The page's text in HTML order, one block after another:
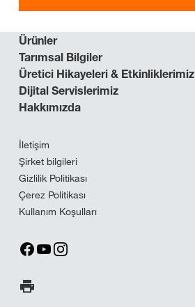
Ürünler
Tarımsal Bilgiler
Üretici Hikayeleri & Etkinliklerimiz
Dijital Servislerimiz
Hakkımızda
İletişim
Şirket bilgileri
Gizlilik Politikası
Çerez Politikası
Kullanım Koşulları
Sayfayı yazdır